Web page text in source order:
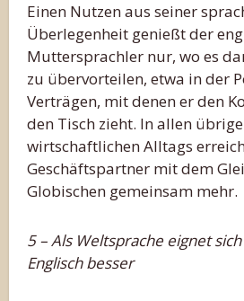
Einen Nutzen aus seiner
Überlegenheit genießt der
Muttersprachler nur, wo es
zu übervorteilen, etwa in der
Verträgen, mit denen er den
den Tisch zieht. In allen
wirtschaftlichen Alltags
Geschäftspartner mit dem
Globischen gemeinsam mehr.
5 – Als Weltsprache eignet
Englisch besser